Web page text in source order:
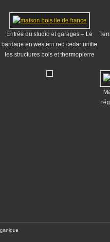
Entrée du studio et garages – Le
bardage en western red cedar unifie
les structures bois et thermopierre